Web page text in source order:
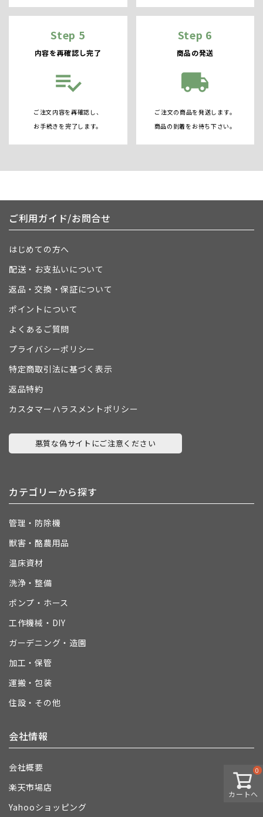
カートへ
0
Step 5
内容を再確認し完了
playlist_add_check
ご注文内容を再確認し、
お手続きを完了します。
Step 6
商品の発送
local_shipping
ご注文の商品を発送します。
商品の到着をお待ち下さい。
ご利用ガイド/お問合せ
はじめての方へ
配送・お支払いについて
返品・交換・保証について
ポイントについて
よくあるご質問
プライバシーポリシー
特定商取引法に基づく表示
返品特約
カスタマーハラスメントポリシー
悪質な偽サイトにご注意ください
カテゴリーから探す
管理・防除機
獣害・酪農用品
温床資材
洗浄・整備
ポンプ・ホース
工作機械・DIY
ガーデニング・造園
加工・保管
運搬・包装
住設・その他
会社情報
会社概要
楽天市場店
Yahooショッピング